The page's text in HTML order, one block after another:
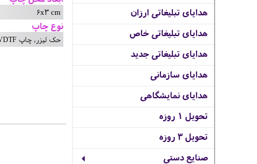
هدایای تبلیغاتی ارزان
هدایای تبلیغاتی خاص
هدایای تبلیغاتی جدید
هدایای سازمانی
هدایای نمایشگاهی
تحویل 1 روزه
تحویل 3 روزه
صنایع دستی
6x3 cm
نوع چاپ
حک لیزر, چاپ UVDTF